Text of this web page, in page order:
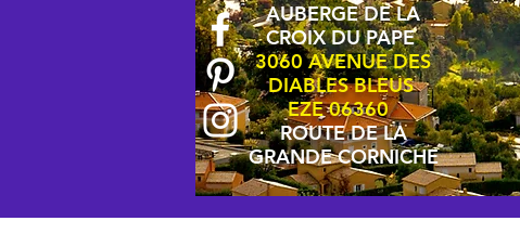
AUBERGE DE LA
CROIX DU PAPE
3060 AVENUE DES
DIABLES BLEUS
EZE 06360
ROUTE DE LA
GRANDE CORNICHE